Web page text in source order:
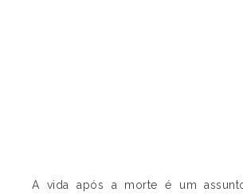
A vida após a morte é um